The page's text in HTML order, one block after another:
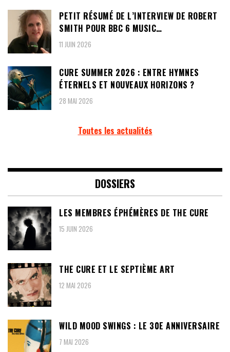
PETIT RÉSUMÉ DE L’INTERVIEW DE ROBERT
SMITH POUR BBC 6 MUSIC…
11 JUIN 2026
CURE SUMMER 2026 : ENTRE HYMNES
ÉTERNELS ET NOUVEAUX HORIZONS ?
28 MAI 2026
Toutes les actualités
DOSSIERS
LES MEMBRES ÉPHÉMÈRES DE THE CURE
15 JUIN 2026
THE CURE ET LE SEPTIÈME ART
12 MAI 2026
WILD MOOD SWINGS : LE 30E ANNIVERSAIRE
7 MAI 2026